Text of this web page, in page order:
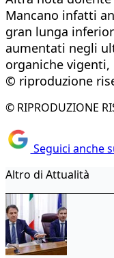
Mancano infatti
gran lunga
aumentati negli
organiche vigenti,
© riproduzione
© RIPRODUZIONE
Seguici anche
Altro di Attualità